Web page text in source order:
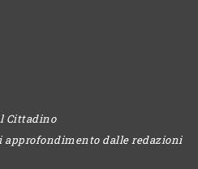
Cittadino
dalle redazioni